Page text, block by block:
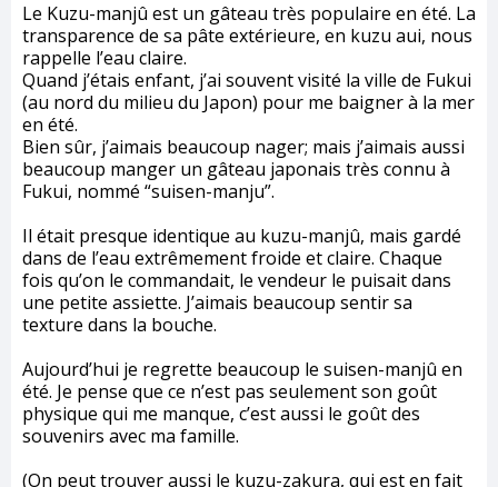
Le Kuzu-manjû est un gâteau très populaire en été. La
transparence de sa pâte extérieure, en kuzu aui, nous
rappelle l’eau claire.
Quand j’étais enfant, j’ai souvent visité la ville de Fukui
(au nord du milieu du Japon) pour me baigner à la mer
en été.
Bien sûr, j’aimais beaucoup nager; mais j’aimais aussi
beaucoup manger un gâteau japonais très connu à
Fukui, nommé “suisen-manju”.
Il était presque identique au kuzu-manjû, mais gardé
dans de l’eau extrêmement froide et claire. Chaque
fois qu’on le commandait, le vendeur le puisait dans
une petite assiette. J’aimais beaucoup sentir sa
texture dans la bouche.
Aujourd’hui je regrette beaucoup le suisen-manjû en
été. Je pense que ce n’est pas seulement son goût
physique qui me manque, c’est aussi le goût des
souvenirs avec ma famille.
(On peut trouver aussi le kuzu-zakura, qui est en fait